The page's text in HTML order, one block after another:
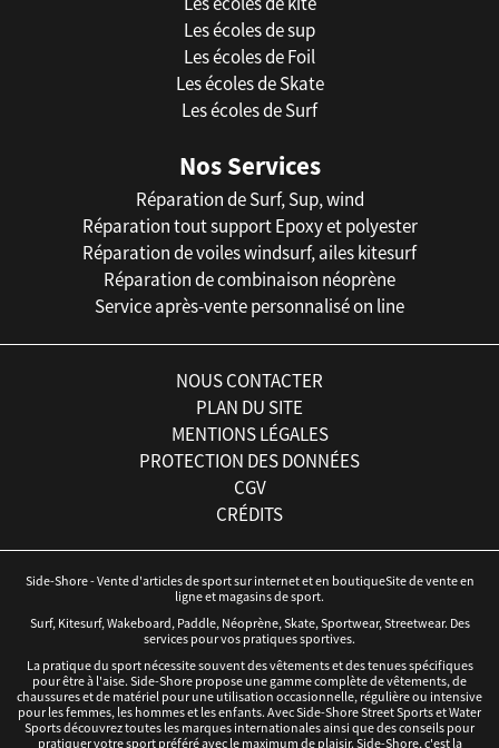
Les écoles de sup
Les écoles de Foil
Les écoles de Skate
Les écoles de Surf
Nos Services
Réparation de Surf, Sup, wind
Réparation tout support Epoxy et polyester
Réparation de voiles windsurf, ailes kitesurf
Réparation de combinaison néoprène
Service après-vente personnalisé on line
NOUS CONTACTER
PLAN DU SITE
MENTIONS LÉGALES
PROTECTION DES DONNÉES
CGV
CRÉDITS
Side-Shore - Vente d'articles de sport sur internet et en boutiqueSite de vente en
ligne et magasins de sport.
Surf, Kitesurf, Wakeboard, Paddle, Néoprène, Skate, Sportwear, Streetwear. Des
services pour vos pratiques sportives.
La pratique du sport nécessite souvent des vêtements et des tenues spécifiques
pour être à l'aise. Side-Shore propose une gamme complète de vêtements, de
chaussures et de matériel pour une utilisation occasionnelle, régulière ou intensive
pour les femmes, les hommes et les enfants. Avec Side-Shore Street Sports et Water
Sports découvrez toutes les marques internationales ainsi que des conseils pour
pratiquer votre sport préféré avec le maximum de plaisir. Side-Shore, c'est la